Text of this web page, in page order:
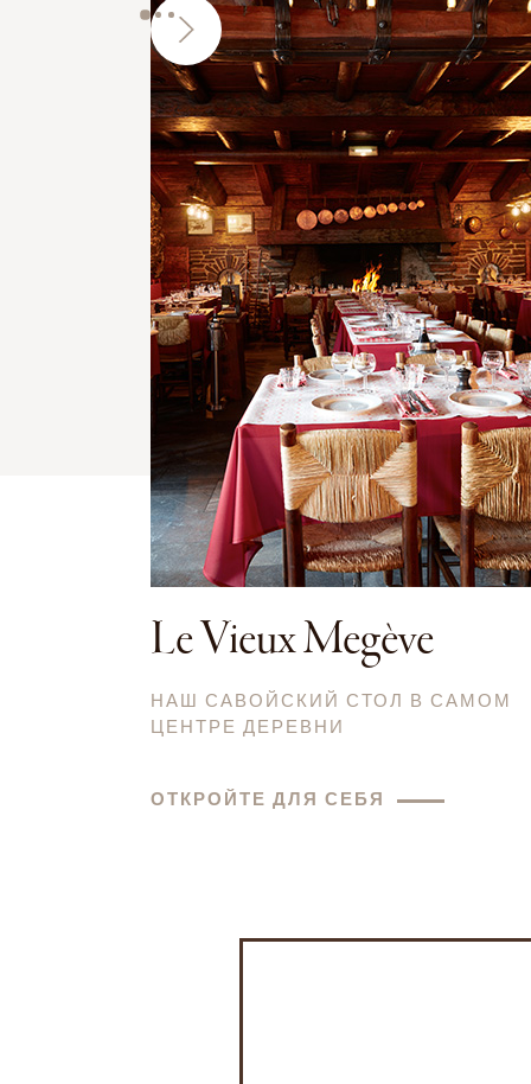
Le Vieux Megève
НАШ САВОЙСКИЙ СТОЛ В САМОМ
ЦЕНТРЕ ДЕРЕВНИ
ОТКРОЙТЕ ДЛЯ СЕБЯ